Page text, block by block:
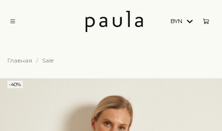
BYN
Главная Sale
-40%